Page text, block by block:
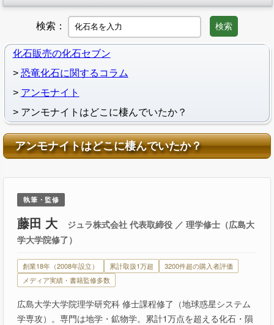
検索： 検索
化石販売の化石セブン
恐竜化石に関するコラム
アンモナイト
アンモナイトはどこに棲んでいたか？
アンモナイトはどこに棲んでいたか？
執筆・監修
藤田 大
ジュラ株式会社 代表取締役 ／ 理学修士（広島大
学大学院修了）
創業18年（2008年設立） 累計取扱1万超
3200件超の購入者評価
メディア実績・書籍監修多数
広島大学大学院理学研究科 修士課程修了（地球惑星システム
学専攻）。専門は地学・鉱物学。累計1万点を超える化石・隕